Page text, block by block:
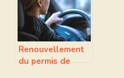
Renouvellement
du permis de